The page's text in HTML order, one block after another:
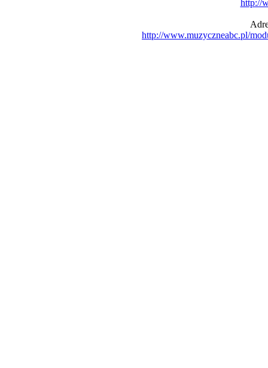
http://
http://www.muzyczneabc.pl/